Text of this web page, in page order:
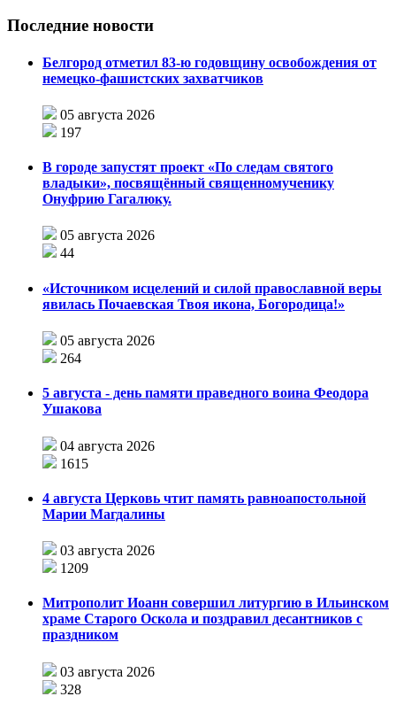
Последние новости
Белгород отметил 83-ю годовщину освобождения от
немецко-фашистских захватчиков
05 августа 2026
197
В городе запустят проект «По следам святого
владыки», посвящённый священномученику
Онуфрию Гагалюку.
05 августа 2026
44
«Источником исцелений и силой православной веры
явилась Почаевская Твоя икона, Богородица!»
05 августа 2026
264
5 августа - день памяти праведного воина Феодора
Ушакова
04 августа 2026
1615
4 августа Церковь чтит память равноапостольной
Марии Магдалины
03 августа 2026
1209
Митрополит Иоанн совершил литургию в Ильинском
храме Старого Оскола и поздравил десантников с
праздником
03 августа 2026
328